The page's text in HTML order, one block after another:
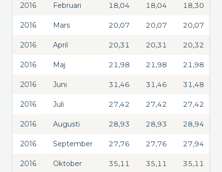
2016 Februari 18,04 18,04 18,30
2016 Mars 20,07 20,07 20,07
2016 April 20,31 20,31 20,32
2016 Maj 21,98 21,98 21,98
2016 Juni 31,46 31,46 31,48
2016 Juli 27,42 27,42 27,42
2016 Augusti 28,93 28,93 28,94
2016 September 27,76 27,76 27,94
2016 Oktober 35,11 35,11 35,11